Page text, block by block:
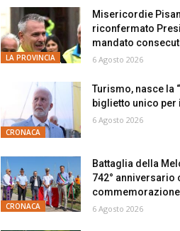
LA PROVINCIA
Misericordie
riconfermato
mandato
6 Agosto 2026
CRONACA
Turismo, nasce la
biglietto unico per
6 Agosto 2026
CRONACA
Battaglia della
742°
6 Agosto 2026